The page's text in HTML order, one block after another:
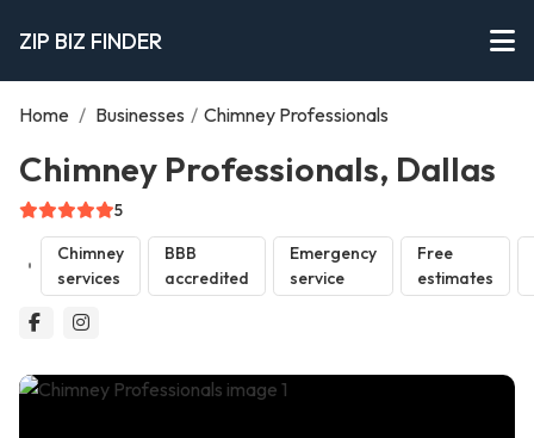
ZIP BIZ FINDER
Home / Businesses / Chimney Professionals
Chimney Professionals, Dallas
5
Chimney
services
BBB
accredited
Emergency
service
Free
estimates